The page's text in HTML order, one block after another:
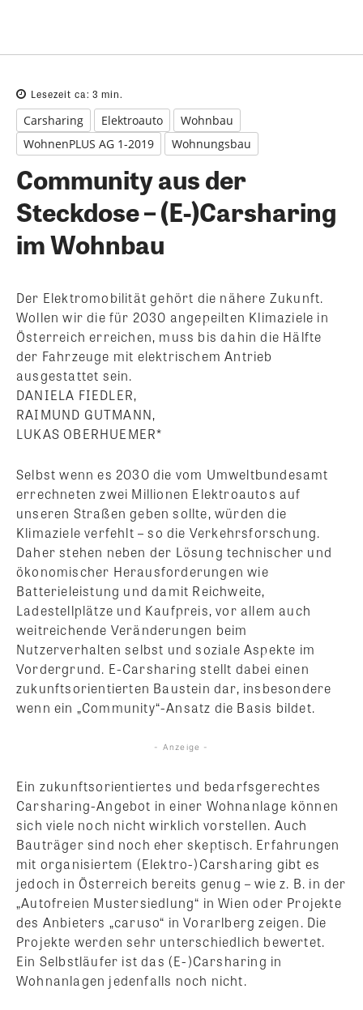
Lesezeit ca: 3 min.
Carsharing Elektroauto
Wohnbau
WohnenPLUS AG 1-2019
Wohnungsbau
Community aus der
Steckdose – (E-)Carsharing
im Wohnbau
Der Elektromobilität gehört die nähere Zukunft.
Wollen wir die für 2030 angepeilten Klimaziele in
Österreich erreichen, muss bis dahin die Hälfte
der Fahrzeuge mit elektrischem Antrieb
ausgestattet sein.
DANIELA FIEDLER,
RAIMUND GUTMANN,
LUKAS OBERHUEMER*
Selbst wenn es 2030 die vom Umweltbundesamt
errechneten zwei Millionen Elektroautos auf
unseren Straßen geben sollte, würden die
Klimaziele verfehlt – so die Verkehrsforschung.
Daher stehen neben der Lösung technischer und
ökonomischer Herausforderungen wie
Batterieleistung und damit Reichweite,
Ladestellplätze und Kaufpreis, vor allem auch
weitreichende Veränderungen beim
Nutzerverhalten selbst und soziale Aspekte im
Vordergrund. E-Carsharing stellt dabei einen
zukunftsorientierten Baustein dar, insbesondere
wenn ein „Community“-Ansatz die Basis bildet.
- Anzeige -
Ein zukunftsorientiertes und bedarfsgerechtes
Carsharing-Angebot in einer Wohnanlage können
sich viele noch nicht wirklich vorstellen. Auch
Bauträger sind noch eher skeptisch. Erfahrungen
mit organisiertem (Elektro-)Carsharing gibt es
jedoch in Österreich bereits genug – wie z. B. in der
„Autofreien Mustersiedlung“ in Wien oder Projekte
des Anbieters „caruso“ in Vorarlberg zeigen. Die
Projekte werden sehr unterschiedlich bewertet.
Ein Selbstläufer ist das (E-)Carsharing in
Wohnanlagen jedenfalls noch nicht.